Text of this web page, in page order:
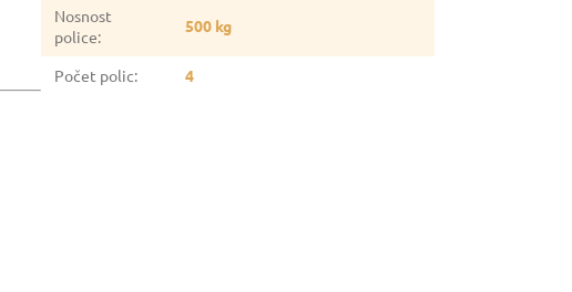
Nosnost
police:
500 kg
Počet polic: 4